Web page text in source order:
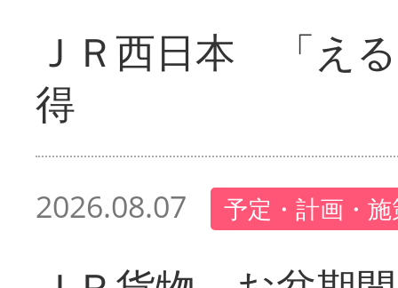
ＪＲ西日本 「え
得
2026.08.07 予定・計画・